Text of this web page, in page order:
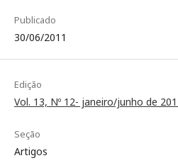
Publicado
30/06/2011
Edição
Vol. 13, Nº 12- janeiro/junho de
Seção
Artigos